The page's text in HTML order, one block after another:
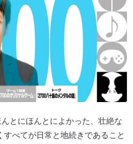
とにほんとによかった、壮絶な
すべてが日常と地続きであること